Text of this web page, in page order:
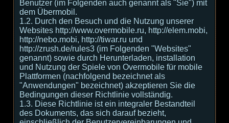
Benutzer (im Folgenden auch genannt als "Sie") mit
dem Übermobil.
1.2. Durch den Besuch und die Nutzung unserer
Websites http://www.overmobile.ru, http://elem.mobi,
http://nebo.mobi, http://tiwar.ru und
http://zrush.de/rules3 (im Folgenden "Websites"
genannt) sowie durch Herunterladen, installation
und Nutzung der Spiele von Overmobile für mobile
Plattformen (nachfolgend bezeichnet als
"Anwendungen" bezeichnet) akzeptieren Sie die
Bedingungen dieser Richtlinie vollständig.
1.3. Diese Richtlinie ist ein integraler Bestandteil
des Dokuments, das sich darauf bezieht,